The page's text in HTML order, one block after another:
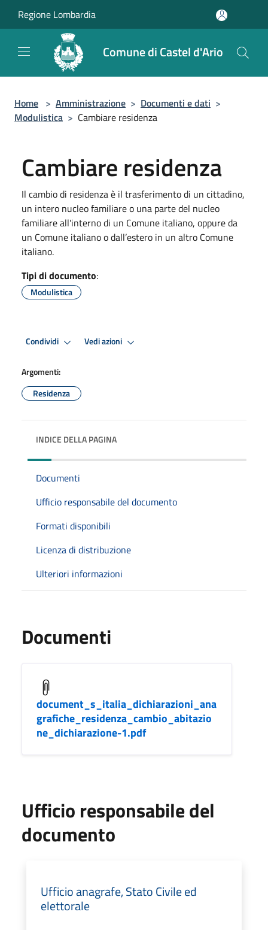
Regione Lombardia
Comune di Castel d'Ario
Home > Amministrazione > Documenti e dati >
Modulistica > Cambiare residenza
Cambiare residenza
Il cambio di residenza è il trasferimento di un cittadino,
un intero nucleo familiare o una parte del nucleo
familiare all'interno di un Comune italiano, oppure da
un Comune italiano o dall’estero in un altro Comune
italiano.
Tipi di documento:
Modulistica
Condividi Vedi azioni
Argomenti:
Residenza
INDICE DELLA PAGINA
Documenti
Ufficio responsabile del documento
Formati disponibili
Licenza di distribuzione
Ulteriori informazioni
Documenti
document_s_italia_dichiarazioni_ana
grafiche_residenza_cambio_abitazio
ne_dichiarazione-1.pdf
Ufficio responsabile del
documento
Ufficio anagrafe, Stato Civile ed
elettorale